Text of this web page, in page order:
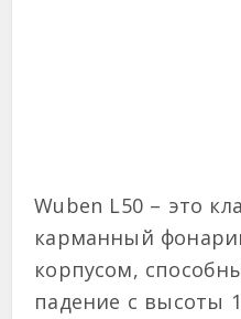
Wuben L50 – это
карманный
корпусом,
падение с высоты